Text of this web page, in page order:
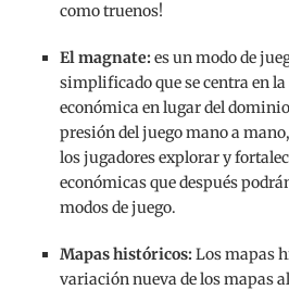
como truenos!
El magnate:es un modo de
simplificado que se centra en
económica en lugar del
presión del juego mano a
los jugadores explorar y
económicas que después
modos de juego.
Mapas históricos:Los mapas
variación nueva de los mapas